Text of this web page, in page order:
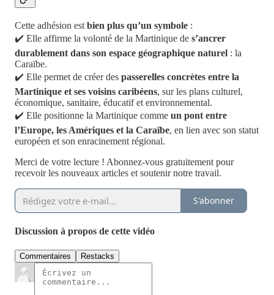
Cette adhésion est bien plus qu’un symbole :
✔️ Elle affirme la volonté de la Martinique de s’ancrer
durablement dans son espace géographique naturel : la
Caraïbe.
✔️ Elle permet de créer des passerelles concrètes entre la
Martinique et ses voisins caribéens, sur les plans culturel,
économique, sanitaire, éducatif et environnemental.
✔️ Elle positionne la Martinique comme un pont entre
l’Europe, les Amériques et la Caraïbe, en lien avec son statut
européen et son enracinement régional.
Merci de votre lecture ! Abonnez-vous gratuitement pour
recevoir les nouveaux articles et soutenir notre travail.
S'abonner
Discussion à propos de cette vidéo
Commentaires Restacks